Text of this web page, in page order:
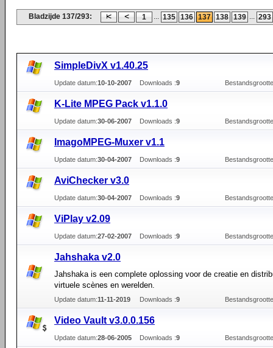
Bladzijde 137/293: 1 ... 135 136 137 138 139 ... 293
SimpleDivX v1.40.25
Update datum:10-10-2007 Downloads :9
K-Lite MPEG Pack v1.1.0
Update datum:30-06-2007 Downloads :9
ImagoMPEG-Muxer v1.1
Update datum:30-04-2007 Downloads :9
AviChecker v3.0
Update datum:30-04-2007 Downloads :9
ViPlay v2.09
Update datum:27-02-2007 Downloads :9
Jahshaka v2.0
Jahshaka is een complete oplossing voor de creatie en
virtuele scènes en werelden.
Update datum:11-11-2019 Downloads :9
Video Vault v3.0.0.156
Update datum:28-06-2005 Downloads :9